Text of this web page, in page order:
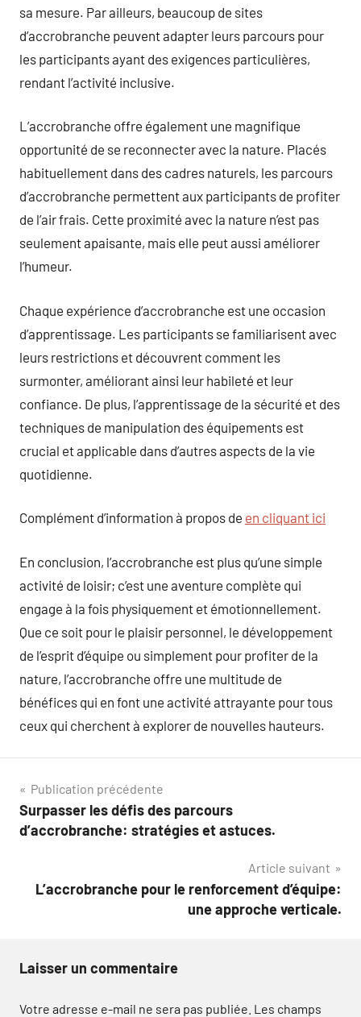
sa mesure. Par ailleurs, beaucoup de sites
d’accrobranche peuvent adapter leurs parcours pour
les participants ayant des exigences particulières,
rendant l’activité inclusive.
L’accrobranche offre également une magnifique
opportunité de se reconnecter avec la nature. Placés
habituellement dans des cadres naturels, les parcours
d’accrobranche permettent aux participants de profiter
de l’air frais. Cette proximité avec la nature n’est pas
seulement apaisante, mais elle peut aussi améliorer
l’humeur.
Chaque expérience d’accrobranche est une occasion
d’apprentissage. Les participants se familiarisent avec
leurs restrictions et découvrent comment les
surmonter, améliorant ainsi leur habileté et leur
confiance. De plus, l’apprentissage de la sécurité et des
techniques de manipulation des équipements est
crucial et applicable dans d’autres aspects de la vie
quotidienne.
Complément d’information à propos de en cliquant ici
En conclusion, l’accrobranche est plus qu’une simple
activité de loisir; c’est une aventure complète qui
engage à la fois physiquement et émotionnellement.
Que ce soit pour le plaisir personnel, le développement
de l’esprit d’équipe ou simplement pour profiter de la
nature, l’accrobranche offre une multitude de
bénéfices qui en font une activité attrayante pour tous
ceux qui cherchent à explorer de nouvelles hauteurs.
Navigation
de
Publication précédente
Surpasser les défis des parcours
d’accrobranche: stratégies et astuces.
Article suivant
L’accrobranche pour le renforcement d’équipe:
une approche verticale.
Laisser un commentaire
Votre adresse e-mail ne sera pas publiée. Les champs